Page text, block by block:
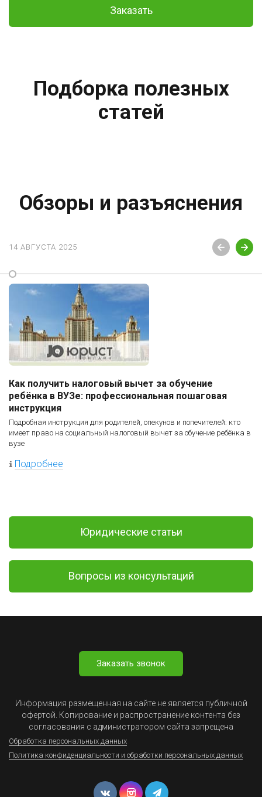
Заказать
Подборка полезных
статей
Обзоры и разъяснения
14 АВГУСТА 2025
Как получить налоговый вычет за обучение
ребёнка в ВУЗе: профессиональная пошаговая
инструкция
Подробная инструкция для родителей, опекунов и попечителей: кто
имеет право на социальный налоговый вычет за обучение ребёнка в
вузе
Подробнее
Юридические статьи
Вопросы из консультаций
Заказать звонок
Информация размещенная на сайте не является публичной
офертой. Копирование и распространение контента без
согласования с администратором сайта запрещена
Обработка персональных данных
Политика конфиденциальности и обработки персональных данных